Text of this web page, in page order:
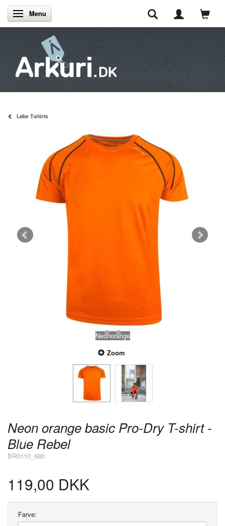
Skifte navigation
Menu
Løbe T-shirts
Neonorange
Zoom
Neon orange basic Pro-Dry T-shirt -
Blue Rebel
BR0110_680
119,00 DKK
Farve: